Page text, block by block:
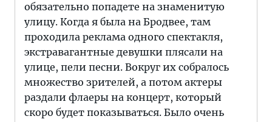
обязательно попадете на знаменитую
улицу. Когда я была на Бродвее, там
проходила реклама одного спектакля,
экстравагантные девушки плясали на
улице, пели песни. Вокруг их собралось
множество зрителей, а потом актеры
раздали флаеры на концерт, который
скоро будет показываться. Было очень